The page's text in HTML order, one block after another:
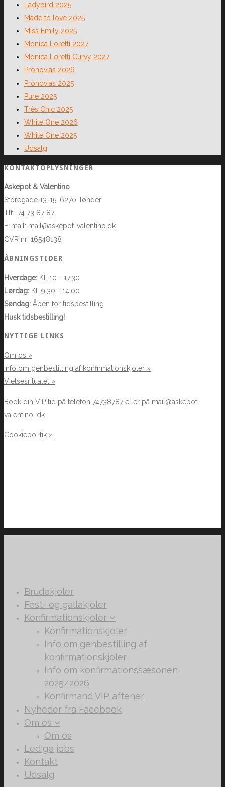
Ladybird 2025
Made to love 2025
Miss Emily 2025
Monica Loretti 2027
Monica Loretti Curvy 2027
Pronovias 2026
Pronovias 2025
Pure 2025
Très Chic 2025
White One 2026
White One 2025
Udsalg
KONTAKTOPLYSNINGER
Askepot & Valentino
Storegade 13-15, 6270 Tønder
Tlf.: 74 73 87 87
E-mail: mail@askepot-valentino.dk
CVR nr: 16548138
ÅBNINGSTIDER
Hverdage: Kl. 10 - 17.30
Lørdag: Kl. 9.30 - 14.00
Søndag: Åben for tidsbestilling
Husk tidsbestilling!
NYTTIGE LINKS
Om os »
Info om genbestilling af konfirmationskjoler »
Vielsesritualet »
Book din VIP tid på telefon 74738787 eller på mail@askepot-
valentino .dk
Cookiepolitik »
Brudekjoler
Fest- og gallakjoler
Konfirmationskjoler
Konfirmationskjoler
Info om genbestilling af
konfirmationskjoler
Info om konfirmationssæsonen
2025/2026
Konfirmand VIP aftener
Nyheder fra Facebook
Om os
Om os
Ledige jobs
Kontakt
Udsalg